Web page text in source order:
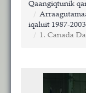
Qaangiqtunik
iqaluit 1987-
1. Canada